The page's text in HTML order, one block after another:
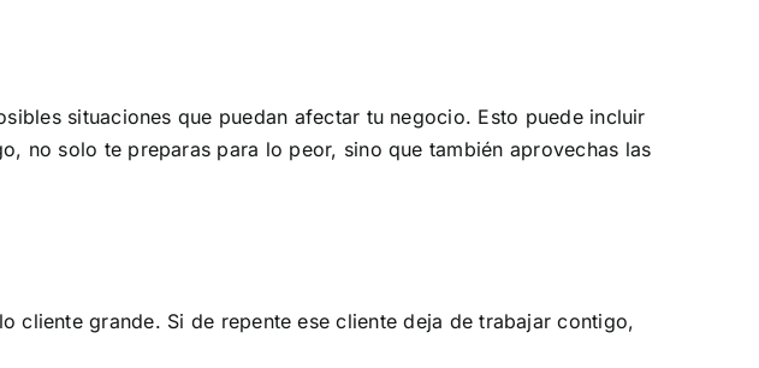
situaciones que puedan afectar tu negocio. Esto puede incluir
no solo te preparas para lo peor, sino que también aprovechas las
cliente grande. Si de repente ese cliente deja de trabajar contigo,